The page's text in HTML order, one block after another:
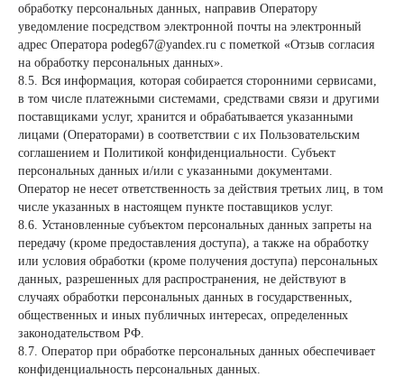
обработку персональных данных, направив Оператору
уведомление посредством электронной почты на электронный
адрес Оператора podeg67@yandex.ru с пометкой «Отзыв согласия
на обработку персональных данных».
8.5. Вся информация, которая собирается сторонними сервисами,
в том числе платежными системами, средствами связи и другими
поставщиками услуг, хранится и обрабатывается указанными
лицами (Операторами) в соответствии с их Пользовательским
соглашением и Политикой конфиденциальности. Субъект
персональных данных и/или с указанными документами.
Оператор не несет ответственность за действия третьих лиц, в том
числе указанных в настоящем пункте поставщиков услуг.
8.6. Установленные субъектом персональных данных запреты на
передачу (кроме предоставления доступа), а также на обработку
или условия обработки (кроме получения доступа) персональных
данных, разрешенных для распространения, не действуют в
случаях обработки персональных данных в государственных,
общественных и иных публичных интересах, определенных
законодательством РФ.
8.7. Оператор при обработке персональных данных обеспечивает
конфиденциальность персональных данных.